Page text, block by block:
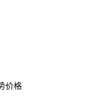
价格